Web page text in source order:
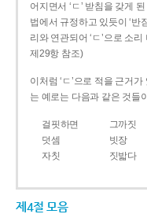
어지면서 ‘ㄷ’ 받침을 갖게
법에서 규정하고 있듯이 ‘반
리와 연관되어 ‘ㄷ’으로 소
제29항 참조)
이처럼 ‘ㄷ’으로 적을 근거
는 예로는 다음과 같은 것들
걸핏하면 그까짓
덧셈
빗장
자칫
짓밟다
제4절 모음